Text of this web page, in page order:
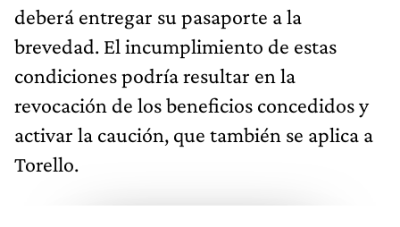
deberá entregar su pasaporte a la
brevedad. El incumplimiento de estas
condiciones podría resultar en la
revocación de los beneficios concedidos y
activar la caución, que también se aplica a
Torello.